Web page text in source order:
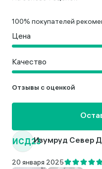
ИСД23Изумруд Север
20 января 2025
100% покупателей
Цена
Качество
Отзывы с оценкой